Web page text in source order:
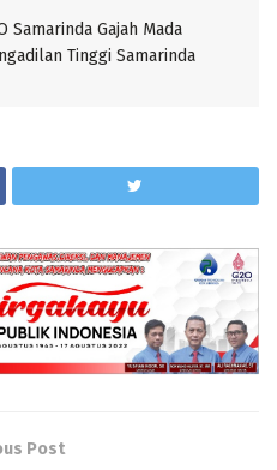
Samarinda Gajah Mada
Tinggi Samarinda
Post